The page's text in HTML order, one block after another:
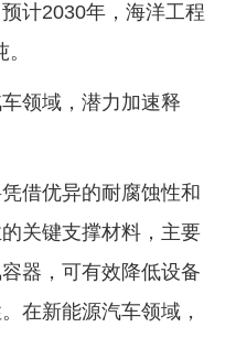
计2030年，海洋工程
领域，潜力加速释
借优异的耐腐蚀性和
关键支撑材料，主要
器，可有效降低设备
在新能源汽车领域，